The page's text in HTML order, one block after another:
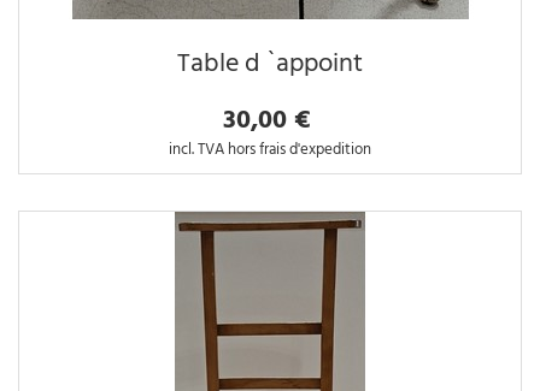
Table d `appoint
30,00 €
incl. TVA hors frais d'expedition